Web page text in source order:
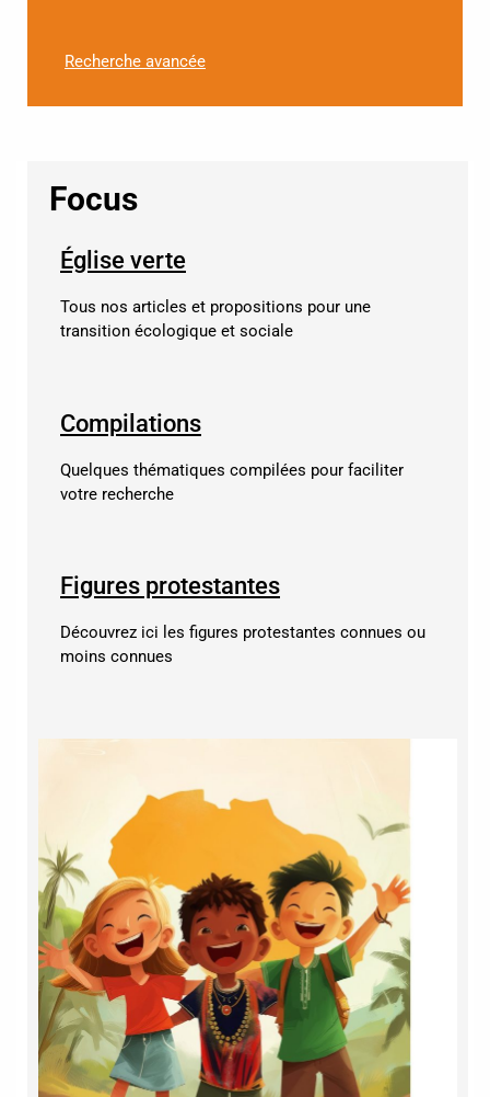
Recherche avancée
Focus
Église verte
Tous nos articles et propositions pour une
transition écologique et sociale
Compilations
Quelques thématiques compilées pour faciliter
votre recherche
Figures protestantes
Découvrez ici les figures protestantes connues ou
moins connues